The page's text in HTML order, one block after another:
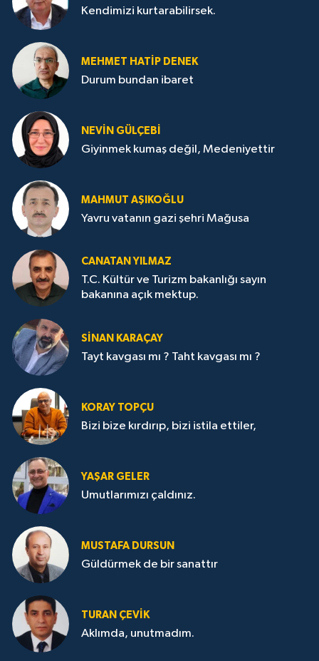
Kendimizi kurtarabilirsek.
MEHMET HATİP DENEK
Durum bundan ibaret
NEVİN GÜLÇEBİ
Giyinmek kumaş değil, Medeniyettir
MAHMUT AŞIKOĞLU
Yavru vatanın gazi şehri Mağusa
CANATAN YILMAZ
T.C. Kültür ve Turizm bakanlığı sayın
bakanına açık mektup.
SİNAN KARAÇAY
Tayt kavgası mı ? Taht kavgası mı ?
KORAY TOPÇU
Bizi bize kırdırıp, bizi istila ettiler,
YAŞAR GELER
Umutlarımızı çaldınız.
MUSTAFA DURSUN
Güldürmek de bir sanattır
TURAN ÇEVİK
Aklımda, unutmadım.